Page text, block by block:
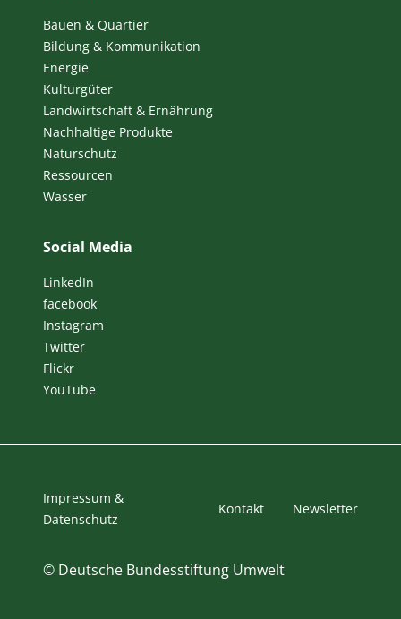
Bauen & Quartier
Bildung & Kommunikation
Energie
Kulturgüter
Landwirtschaft & Ernährung
Nachhaltige Produkte
Naturschutz
Ressourcen
Wasser
Social Media
LinkedIn
facebook
Instagram
Twitter
Flickr
YouTube
© Deutsche Bundesstiftung Umwelt
Impressum &
Datenschutz
Kontakt Newsletter